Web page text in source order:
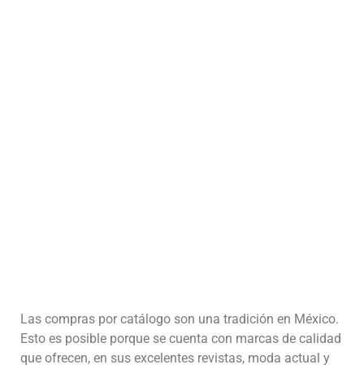
Las compras por catálogo son una tradición en México.
Esto es posible porque se cuenta con marcas de calidad
que ofrecen, en sus excelentes revistas, moda actual y